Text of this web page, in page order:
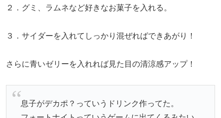
２．グミ、ラムネなど好きなお菓子を入れる。
３．サイダーを入れてしっかり混ぜればできあがり！
さらに青いゼリーを入れれば見た目の清涼感アップ！
息子がデカポ？っていうドリンク作ってた。